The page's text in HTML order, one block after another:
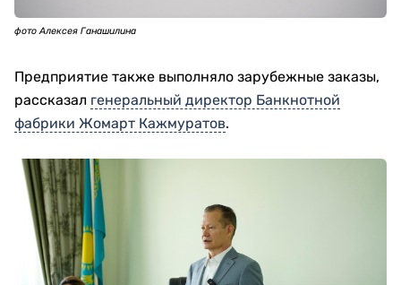
фото Алексея Ганашилина
Предприятие также выполняло зарубежные заказы,
рассказал генеральный директор Банкнотной
фабрики Жомарт Кажмуратов.